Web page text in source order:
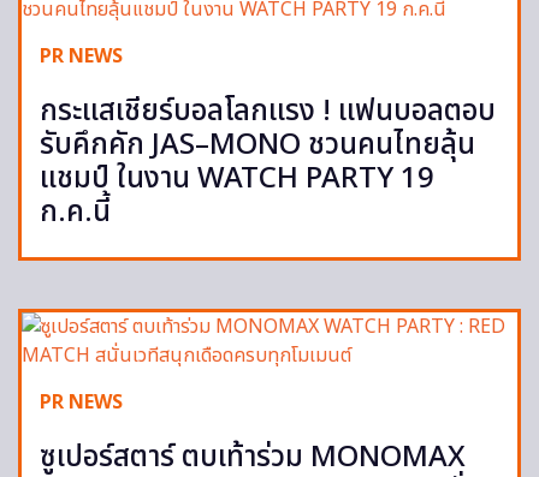
PR NEWS
กระแสเชียร์บอลโลกแรง ! แฟนบอลตอบ
รับคึกคัก JAS–MONO ชวนคนไทยลุ้น
แชมป์ ในงาน WATCH PARTY 19
ก.ค.นี้
PR NEWS
ซูเปอร์สตาร์ ตบเท้าร่วม MONOMAX